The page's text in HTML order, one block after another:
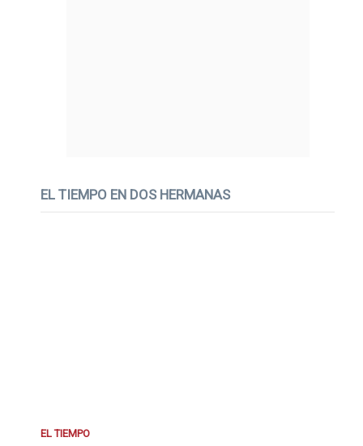
EL TIEMPO EN DOS HERMANAS
EL TIEMPO